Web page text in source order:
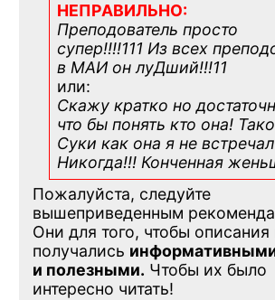
НЕПРАВИЛЬНО:
Преподователь просто
супер!!!!111 Из всех
в МАИ он луДший!!!11
или:
Скажу кратко но
что бы понять кто она!
Суки как она я не встречал
Никогда!!! Конченная
Пожалуйста, следуйте
вышеприведенным
Они для того, чтобы
получались
и полезными. Чтобы их было
интересно читать!